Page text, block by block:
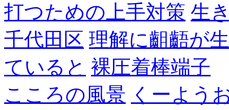
打つための上手対策 生
千代田区 理解に齟齬が
ていると 裸圧着棒端子
こころの風景 くーよう